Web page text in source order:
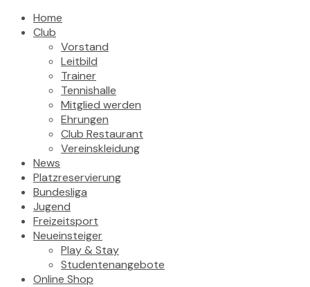
Home
Club
Vorstand
Leitbild
Trainer
Tennishalle
Mitglied werden
Ehrungen
Club Restaurant
Vereinskleidung
News
Platzreservierung
Bundesliga
Jugend
Freizeitsport
Neueinsteiger
Play & Stay
Studentenangebote
Online Shop